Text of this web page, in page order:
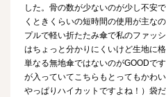
した。骨の数が少ないのが少し不安
くときくらいの短時間の使用が主な
プルで軽い折たたみ傘で私のファッ
はちょっと分かりにくいけど生地に
単なる無地傘ではないのがGOODで
が入っていてこちらもとってもかわ
やっぱりハイカットですよね！）袋